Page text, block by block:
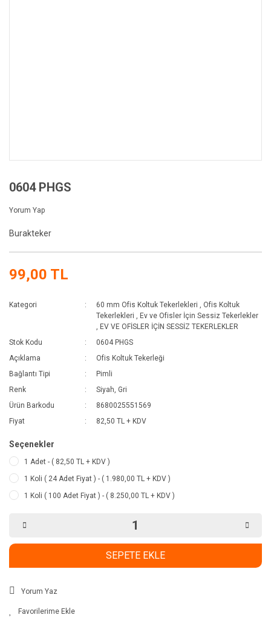
0604 PHGS
Yorum Yap
Burakteker
99,00 TL
Kategori 60 mm Ofis Koltuk Tekerlekleri , Ofis Koltuk
Tekerlekleri , Ev ve Ofisler İçin Sessiz Tekerlekler
, EV VE OFİSLER İÇİN SESSİZ TEKERLEKLER
Stok Kodu
0604 PHGS
Açıklama
Ofis Koltuk Tekerleği
Bağlantı Tipi
Pimli
Renk
Siyah, Gri
Ürün Barkodu
8680025551569
Fiyat
82,50 TL + KDV
Seçenekler
1 Adet - ( 82,50 TL + KDV )
1 Koli ( 24 Adet Fiyat ) - ( 1.980,00 TL + KDV )
1 Koli ( 100 Adet Fiyat ) - ( 8.250,00 TL + KDV )
SEPETE EKLE
Yorum Yaz